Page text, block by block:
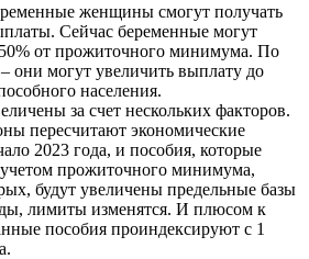
женщины смогут получать
Сейчас беременные могут
от прожиточного минимума. По
они могут увеличить выплату до
населения.
за счет нескольких факторов.
пересчитают экономические
2023 года, и пособия, которые
прожиточного минимума,
будут увеличены предельные базы
лимиты изменятся. И плюсом к
пособия проиндексируют с 1